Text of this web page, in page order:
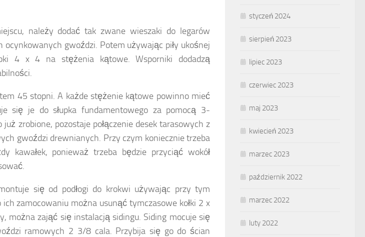
należy dodać tak zwane wieszaki do legarów
ocynkowanych gwoździ. Potem używając piły ukośnej
4 x 4 na stężenia kątowe. Wsporniki dodadzą
45 stopni. A każde stężenie kątowe powinno mieć
się je do słupka fundamentowego za pomocą 3-
zrobione, pozostaje połączenie desek tarasowych z
gwoździ drewnianych. Przy czym koniecznie trzeba
kawałek, ponieważ trzeba będzie przyciąć wokół
się od podłogi do krokwi używając przy tym
ich zamocowaniu można usunąć tymczasowe kołki 2 x
można zająć się instalacją sidingu. Siding mocuje się
ramowych 2 3/8 cala. Przybija się go do ścian
styczeń 2024
sierpień 2023
lipiec 2023
czerwiec 2023
maj 2023
kwiecień 2023
marzec 2023
październik 2022
marzec 2022
luty 2022